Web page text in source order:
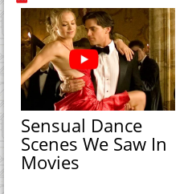
Sensual Dance
Scenes We Saw In
Movies